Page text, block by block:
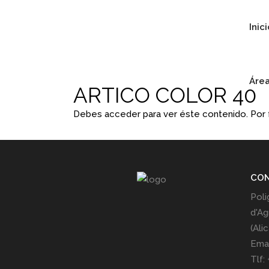
ARTICO COLOR 40
Debes acceder para ver éste contenido.
Tlf: